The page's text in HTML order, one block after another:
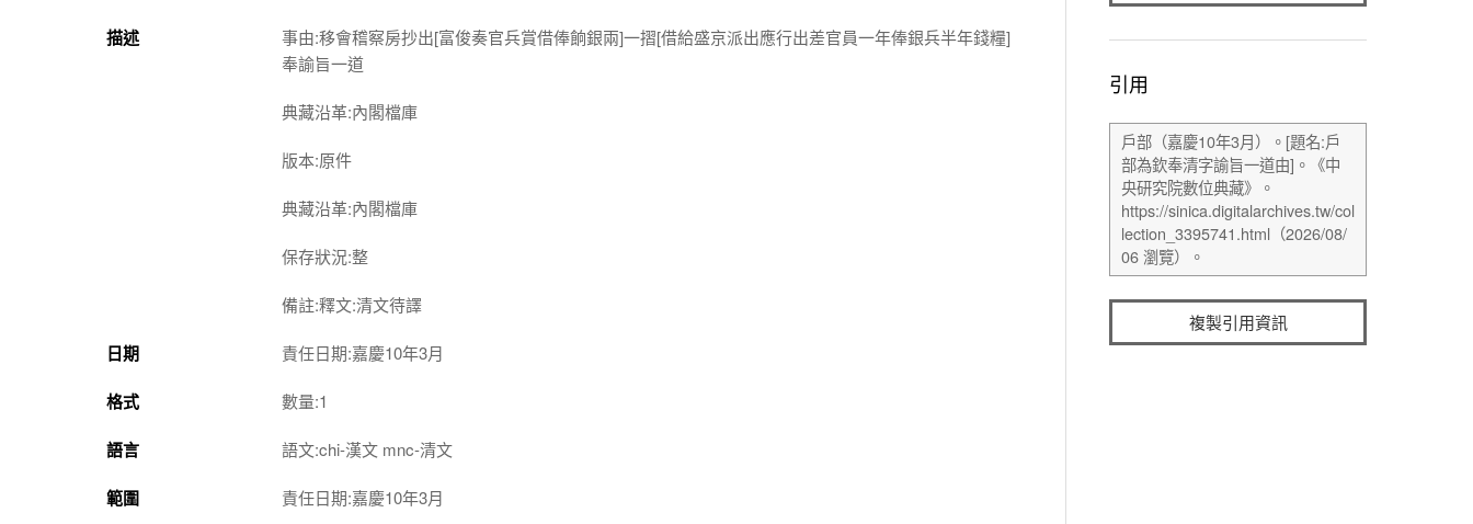
描述
事由:移會稽察房抄出[富俊奏官兵賞借俸餉銀兩]一摺[借給盛京派出應行出差官員一年俸銀兵半年錢糧]
奉諭旨一道
典藏沿革:內閣檔庫
版本:原件
典藏沿革:內閣檔庫
保存狀況:整
備註:釋文:清文待譯
日期 責任日期:嘉慶10年3月
格式 數量:1
語言 語文:chi-漢文 mnc-清文
範圍 責任日期:嘉慶10年3月
引用
複製引用資訊